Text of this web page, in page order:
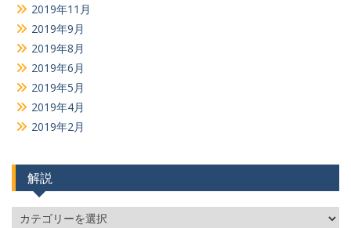
2019年11月
2019年9月
2019年8月
2019年6月
2019年5月
2019年4月
2019年2月
解説
解